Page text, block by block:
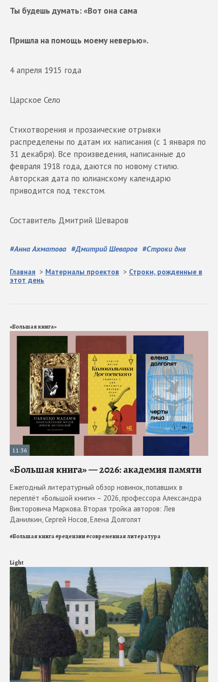
Ты будешь думать: «Вот она сама
Пришла на помощь моему неверью».
4 апреля 1915 года
Царское Село
Стихотворения и прозаические отрывки
распределены по датам их написания (с 1 января по
31 декабря). Все произведения, написанные до
февраля 1918 года, даются по новому стилю.
Авторская дата по юлианскому календарю
приводится под текстом.
Составитель Дмитрий Шеваров
#Анна Ахматова #Дмитрий Шеваров #Строки дня
Главная > Материалы проектов > Строки, рожденные в
этот день
«Большая книга»
11:36
«Большая книга» — 2026: академия памяти
Ежегодный литературный обзор новинок, попавших в
переплёт «Большой книги» – 2026, профессора Александра
Викторовича Маркова. Вторая тройка авторов: Лев
Данилкин, Сергей Носов, Елена Долгопят
#Большая книга#рецензии#современная литература
Light